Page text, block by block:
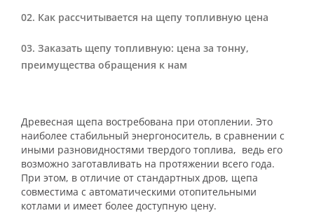
Как рассчитывается на щепу топливную цена
Заказать щепу топливную: цена за тонну,
преимущества обращения к нам
Древесная щепа востребована при отоплении. Это
наиболее стабильный энергоноситель, в сравнении с
иными разновидностями твердого топлива, ведь его
возможно заготавливать на протяжении всего года.
При этом, в отличие от стандартных дров, щепа
совместима с автоматическими отопительными
котлами и имеет более доступную цену.